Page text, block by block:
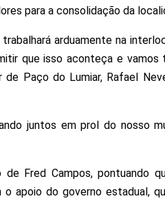
para a consolidação da
trabalhará arduamente na
que isso aconteça e
Paço do Lumiar, Rafael
juntos em prol do nosso
de Fred Campos,
apoio do governo estadual,